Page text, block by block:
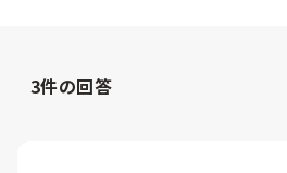
3件の回答